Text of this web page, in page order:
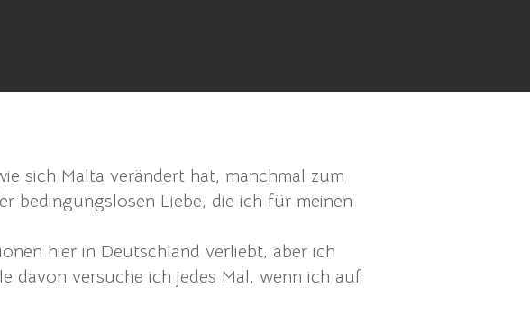
sich Malta verändert hat, manchmal zum
bedingungslosen Liebe, die ich für meinen
hier in Deutschland verliebt, aber ich
davon versuche ich jedes Mal, wenn ich auf